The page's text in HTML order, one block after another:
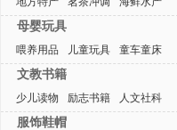
母婴玩具
喂养用品 儿童玩具 童车童床
文教书籍
少儿读物 励志书籍 人文社科
服饰鞋帽